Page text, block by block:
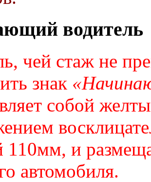
водитель
чей стаж не
знак
собой
110мм, и
автомобиля.